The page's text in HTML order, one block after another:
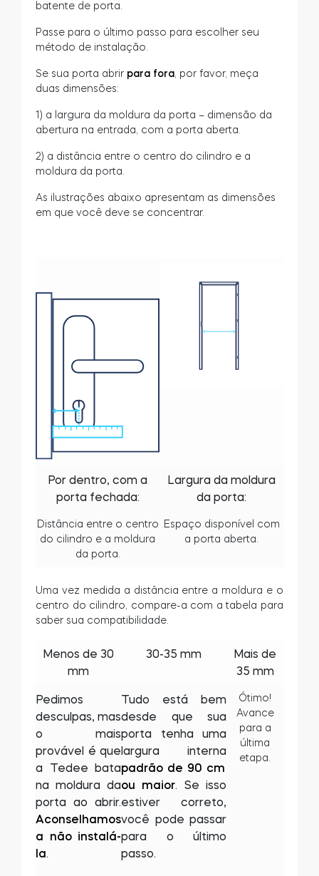
batente de porta.
Passe para o último passo para escolher seu
método de instalação.
Se sua porta abrir para fora , por favor, meça
duas dimensões:
1) a largura da moldura da porta – dimensão da
abertura na entrada, com a porta aberta.
2) a distância entre o centro do cilindro e a
moldura da porta.
As ilustrações abaixo apresentam as dimensões
em que você deve se concentrar.
Por dentro, com a
porta fechada:
Distância entre o centro
do cilindro e a moldura
da porta.
Largura da moldura
da porta:
Espaço disponível com
a porta aberta.
Uma vez medida a distância entre a moldura e o
centro do cilindro, compare-a com a tabela para
saber sua compatibilidade.
Menos de 30
mm
30-35 mm
Mais de
35 mm
Pedimos
desculpas, mas
o mais
provável é que
a Tedee bata
na moldura da
porta ao abrir.
Aconselhamos
a não instalá-
la
Tudo está bem
desde que sua
porta tenha uma
largura interna
padrão de 90 cm
ou maior . Se isso
estiver correto,
você pode passar
para o último
passo.
Ótimo!
Avance
para a
última
etapa.